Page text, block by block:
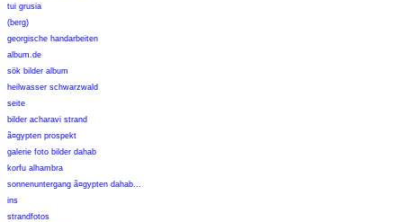
tui grusia
(berg)
georgische handarbeiten
album.de
sök bilder album
heilwasser schwarzwald
seite
bilder acharavi strand
ã¤gypten prospekt
galerie foto bilder dahab
korfu alhambra
sonnenuntergang ã¤gypten dahab...
ins
strandfotos